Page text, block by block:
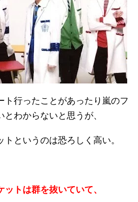
ト行ったことがあったり嵐のフ
とわからないと思うが、
というのは恐ろしく高い。
トは群を抜いていて、